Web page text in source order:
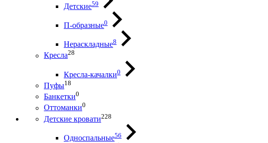
Детские59
П-образные0
Нераскладные8
Кресла28
Кресла-качалки0
Пуфы18
Банкетки0
Оттоманки0
Детские кровати228
Односпальные56